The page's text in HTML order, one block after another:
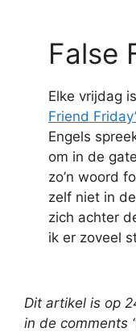
False
Elke vrijdag
Friend
Engels
om in de
zo’n woord
zelf niet in
zich achter
ik er zoveel
Dit artikel is op
in de comments